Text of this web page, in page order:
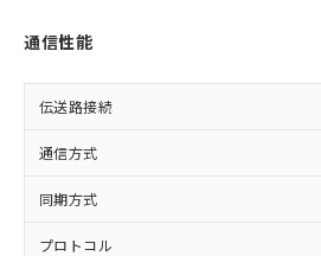
通信性能
伝送路接続
通信方式
同期方式
プロトコル
用者の範囲」に記載さ
51物質の非含有証明書（当
※本証明書は発行日時点で
るもので、過去に遡って非
ものではありません。
物質の対応では、対応完了
荷製品に未対応品が混在す